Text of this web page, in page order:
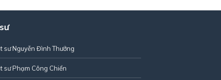
sư Nguyễn Đình Thưởng
sư Phạm Công Chiển